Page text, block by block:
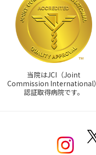
当院はJCI（Joint
Commission International）
認証取得病院です。